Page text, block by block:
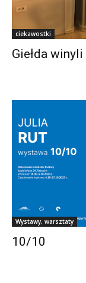
ciekawostki
Giełda winyli
Wystawy, warsztaty
10/10